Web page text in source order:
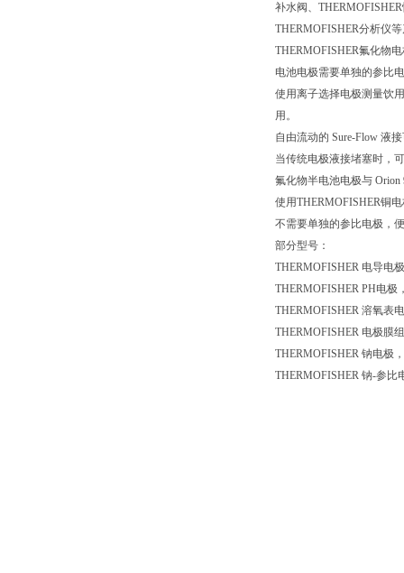
补水阀、
THERMOFISHER分析仪
THERMOFISHER氟化物
电池电极需要单独的参比
使用离子选择电极测量饮
用。
自由流动的 Sure-Flow 液
当传统电极液接堵塞时，
氟化物半电池电极与 Orion
使用THERMOFISHER铜
不需要单独的参比电极，
部分型号：
THERMOFISHER 电导电
THERMOFISHER PH电极
THERMOFISHER 溶氧表
THERMOFISHER 电极膜
THERMOFISHER 钠电极
THERMOFISHER 钠-参比